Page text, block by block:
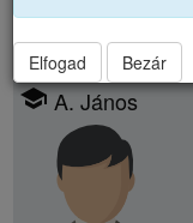
Református Kollégium
school A. János
Elfogad Bezár